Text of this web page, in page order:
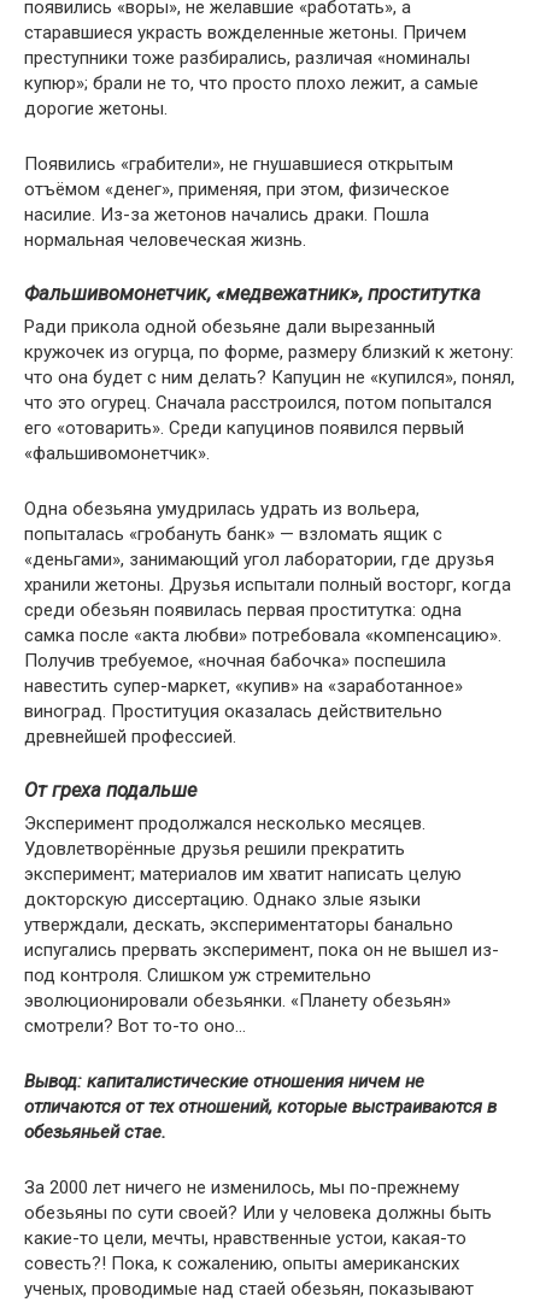
появились «воры», не желавшие «работать», а
старавшиеся украсть вожделенные жетоны. Причем
преступники тоже разбирались, различая «номиналы
купюр»; брали не то, что просто плохо лежит, а самые
дорогие жетоны.
Появились «грабители», не гнушавшиеся открытым
отъёмом «денег», применяя, при этом, физическое
насилие. Из-за жетонов начались драки. Пошла
нормальная человеческая жизнь.
Фальшивомонетчик, «медвежатник», проститутка
Ради прикола одной обезьяне дали вырезанный
кружочек из огурца, по форме, размеру близкий к жетону:
что она будет с ним делать? Капуцин не «купился», понял,
что это огурец. Сначала расстроился, потом попытался
его «отоварить». Среди капуцинов появился первый
«фальшивомонетчик».
Одна обезьяна умудрилась удрать из вольера,
попыталась «гробануть банк» — взломать ящик с
«деньгами», занимающий угол лаборатории, где друзья
хранили жетоны. Друзья испытали полный восторг, когда
среди обезьян появилась первая проститутка: одна
самка после «акта любви» потребовала «компенсацию».
Получив требуемое, «ночная бабочка» поспешила
навестить супер-маркет, «купив» на «заработанное»
виноград. Проституция оказалась действительно
древнейшей профессией.
От греха подальше
Эксперимент продолжался несколько месяцев.
Удовлетворённые друзья решили прекратить
эксперимент; материалов им хватит написать целую
докторскую диссертацию. Однако злые языки
утверждали, дескать, экспериментаторы банально
испугались прервать эксперимент, пока он не вышел из-
под контроля. Слишком уж стремительно
эволюционировали обезьянки. «Планету обезьян»
смотрели? Вот то-то оно…
Вывод: капиталистические отношения ничем не
отличаются от тех отношений, которые выстраиваются в
обезьяньей стае.
За 2000 лет ничего не изменилось, мы по-прежнему
обезьяны по сути своей? Или у человека должны быть
какие-то цели, мечты, нравственные устои, какая-то
совесть?! Пока, к сожалению, опыты американских
ученых, проводимые над стаей обезьян, показывают